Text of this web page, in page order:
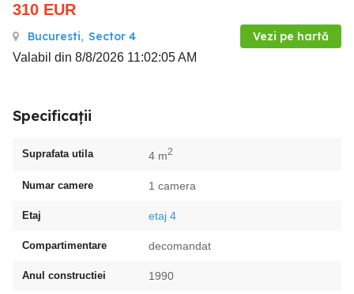
310 EUR
Bucuresti, Sector 4 Vezi pe hartă
Valabil din 8/8/2026 11:02:05 AM
Specificații
Suprafata utila 4 m2
Numar camere 1 camera
Etaj etaj 4
Compartimentare decomandat
Anul constructiei 1990